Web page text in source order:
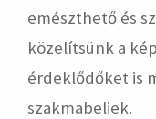
emészthető és
közelítsünk a
érdeklődőket is
szakmabeliek.